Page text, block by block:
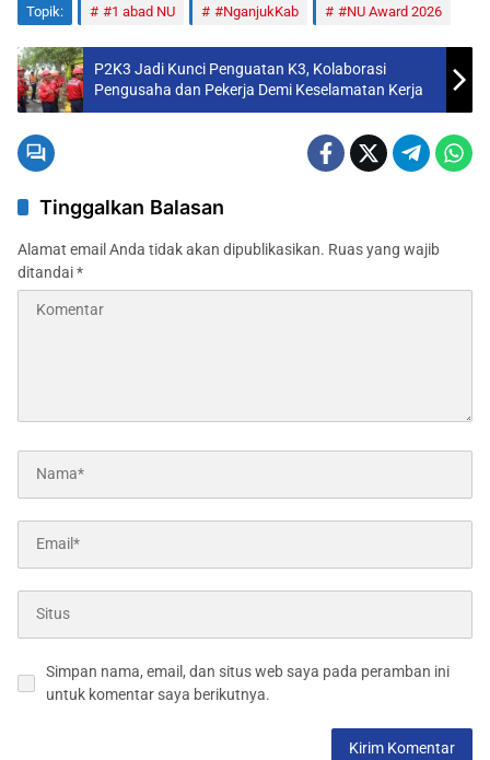
Topik: #1 abad NU #NganjukKab #NU Award 2026
P2K3 Jadi Kunci Penguatan K3, Kolaborasi
Pengusaha dan Pekerja Demi Keselamatan Kerja
Tinggalkan Balasan
Alamat email Anda tidak akan dipublikasikan. Ruas yang wajib
ditandai*
Simpan nama, email, dan situs web saya pada peramban ini
untuk komentar saya berikutnya.